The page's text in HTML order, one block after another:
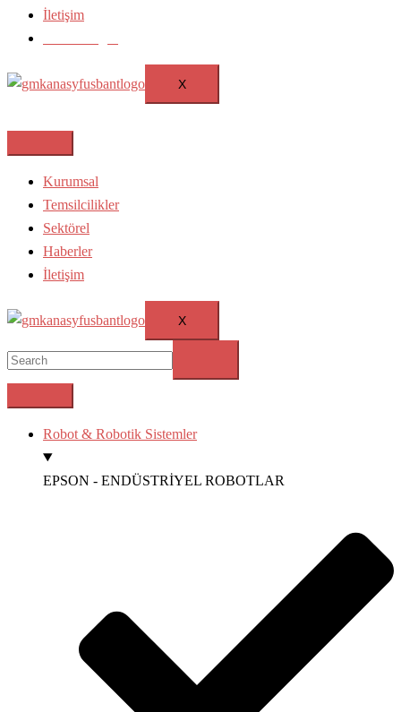
İletişim
X
Kurumsal
Temsilcilikler
Sektörel
Haberler
İletişim
X
Robot & Robotik Sistemler
EPSON - ENDÜSTRİYEL ROBOTLAR